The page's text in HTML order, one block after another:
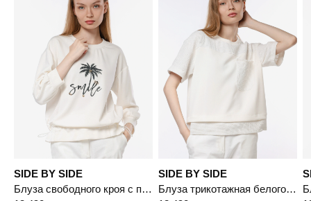
SIDE BY SIDE
Блуза свободного кроя с принтом
SIDE BY SIDE
Блуза трикотажная белого цвета с нагрудным карманом